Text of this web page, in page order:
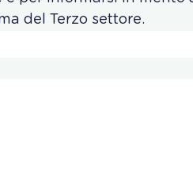
del Terzo settore.